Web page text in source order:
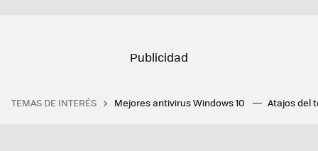
TEMAS DE INTERÉS Mejores antivirus Windows 10 Atajos del